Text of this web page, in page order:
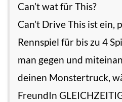
Can’t wat für This?
Can’t Drive This ist ein,
Rennspiel für bis zu 4
man gegen und
deinen Monstertruck,
FreundIn